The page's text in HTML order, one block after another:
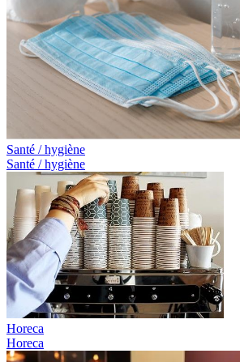
Santé / hygiène
Santé / hygiène
Horeca
Horeca